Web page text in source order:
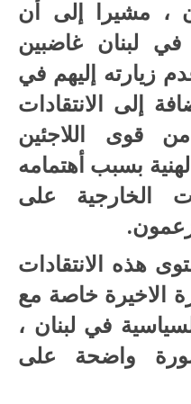
، مشيرا إلى أن
في لبنان غاضبين
زيارته إليهم في
إلى الانتقادات
قوى اللاجئين
بسبب أهتمامه
الخارجية على
هذه الانتقادات
الاخيرة خاصة مع
في لبنان ،
واضحة على